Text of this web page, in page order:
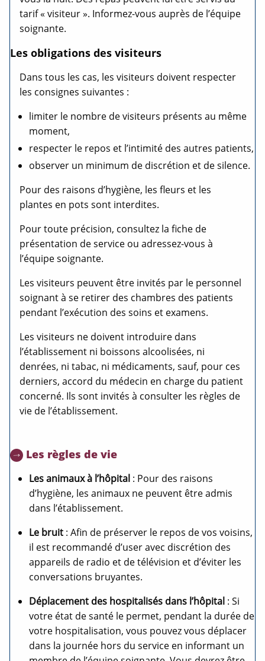
tarif « visiteur ». Informez-vous auprès de l’équipe
soignante.
Les obligations des visiteurs
Dans tous les cas, les visiteurs doivent respecter
les consignes suivantes :
limiter le nombre de visiteurs présents au même
moment,
respecter le repos et l’intimité des autres patients,
observer un minimum de discrétion et de silence.
Pour des raisons d’hygiène, les fleurs et les
plantes en pots sont interdites.
Pour toute précision, consultez la fiche de
présentation de service ou adressez-vous à
l’équipe soignante.
Les visiteurs peuvent être invités par le personnel
soignant à se retirer des chambres des patients
pendant l’exécution des soins et examens.
Les visiteurs ne doivent introduire dans
l’établissement ni boissons alcoolisées, ni
denrées, ni tabac, ni médicaments, sauf, pour ces
derniers, accord du médecin en charge du patient
concerné. Ils sont invités à consulter les règles de
vie de l’établissement.
Les règles de vie
Les animaux à l’hôpital : Pour des raisons
d’hygiène, les animaux ne peuvent être admis
dans l’établissement.
Le bruit : Afin de préserver le repos de vos voisins,
il est recommandé d’user avec discrétion des
appareils de radio et de télévision et d’éviter les
conversations bruyantes.
Déplacement des hospitalisés dans l’hôpital : Si
votre état de santé le permet, pendant la durée de
votre hospitalisation, vous pouvez vous déplacer
dans la journée hors du service en informant un